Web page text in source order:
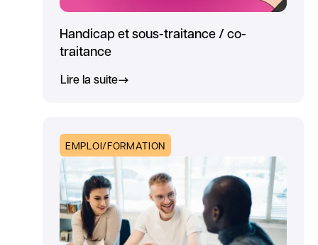
Handicap et sous-traitance / co-
traitance
Lire la suite
EMPLOI/FORMATION